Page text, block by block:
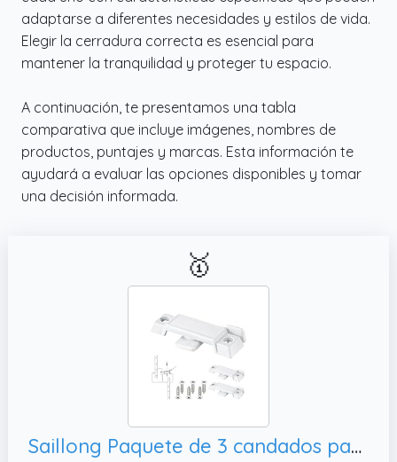
✔️ INSTALACIÓN GUIADA Y MÁS SEGURA:
Incluye instrucciones y enlace a vídeo de
montaje en el packaging para ayudarte
recomienda utilizar una broca de 8 mm.
adaptarse a diferentes necesidades y estilos de vida.
Elegir la cerradura correcta es esencial para
mantener la tranquilidad y proteger tu espacio.
A continuación, te presentamos una tabla
comparativa que incluye imágenes, nombres de
productos, puntajes y marcas. Esta información te
ayudará a evaluar las opciones disponibles y tomar
una decisión informada.
🥇
Saillong Paquete de 3 candados para ventanas correderas verticales y horizontales de repuesto para F 2590, centros de